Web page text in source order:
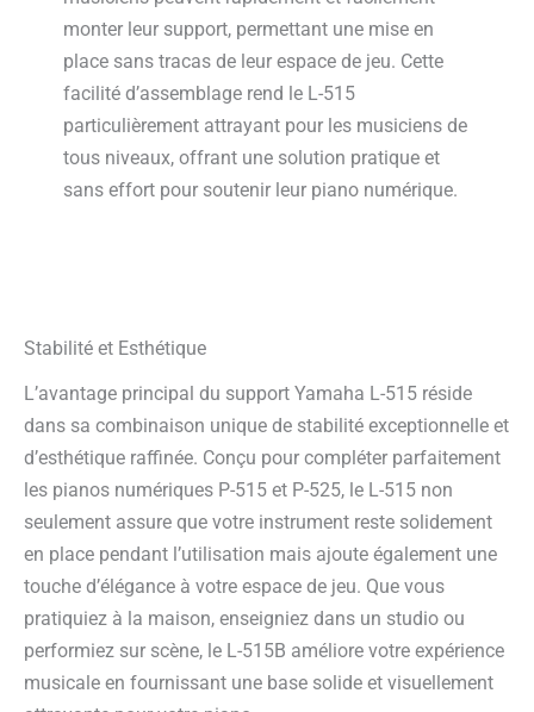
monter leur support, permettant une mise en
place sans tracas de leur espace de jeu. Cette
facilité d’assemblage rend le L-515
particulièrement attrayant pour les musiciens de
tous niveaux, offrant une solution pratique et
sans effort pour soutenir leur piano numérique.
Stabilité et Esthétique
L’avantage principal du support Yamaha L-515 réside
dans sa combinaison unique de stabilité exceptionnelle et
d’esthétique raffinée. Conçu pour compléter parfaitement
les pianos numériques P-515 et P-525, le L-515 non
seulement assure que votre instrument reste solidement
en place pendant l’utilisation mais ajoute également une
touche d’élégance à votre espace de jeu. Que vous
pratiquiez à la maison, enseigniez dans un studio ou
performiez sur scène, le L-515B améliore votre expérience
musicale en fournissant une base solide et visuellement